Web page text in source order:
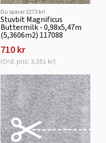
Du sparar 2273 kr!
Stuvbit Magnificus
Buttermilk - 0,98x5,47m
(5,3606m2) 117088
710 kr
(Ord. pris: 3,551 kr)